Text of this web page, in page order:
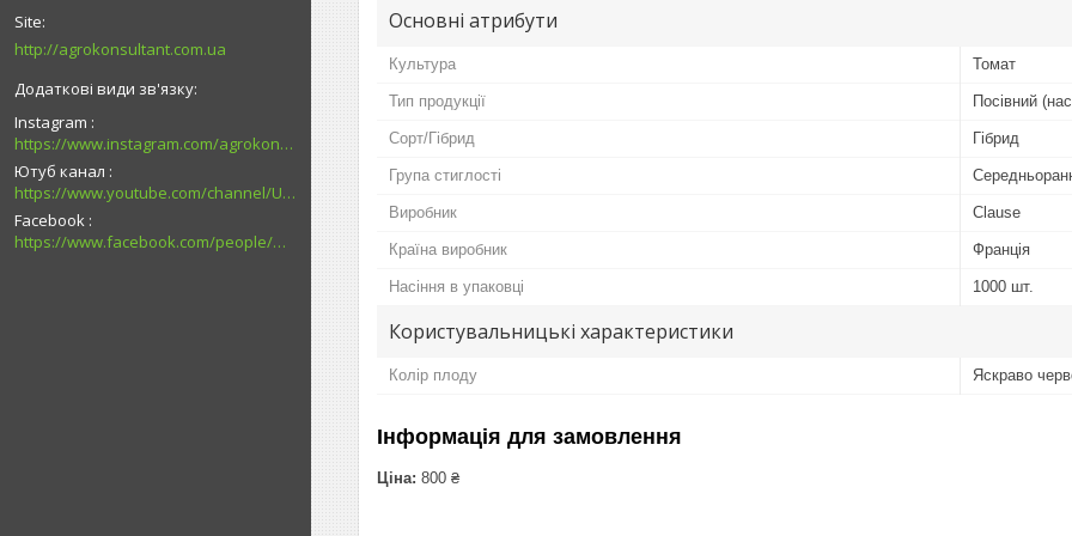
http://agrokonsultant.com.ua
Instagram
https://www.instagram.com/agrokonsultant.com.ua
Ютуб канал
https://www.youtube.com/channel/UCsMskbYs7K45z-_p_4_grmQ
Facebook
https://www.facebook.com/people/%D0%90%D0%B3%D1%80%D0%BE%D0%BA%D0%BE%D0%BD%D1%81%D1%83%D0%BB%D1%8C%D1%82%D0%B0%D0%BD%D1%82-%D0%9F%D0%B0%D0%B2%D0%BB%D0%BE%D0%B3%D1%80%D0%B0%D0%B4/100027726794989/
Основні атрибути
Культура Томат
Тип продукції Посівний
Сорт/Гібрид Гібрид
Група стиглості
Виробник Clause
Країна виробник Франція
Насіння в упаковці 1000 шт.
Користувальницькі характеристики
Колір плоду Яскраво
Інформація для замовлення
Ціна: 800 ₴